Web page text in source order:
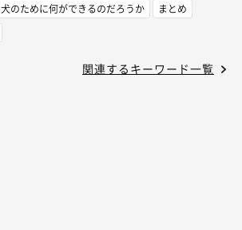
犬のために何ができるのだろうか
まとめ
関連するキーワード一覧